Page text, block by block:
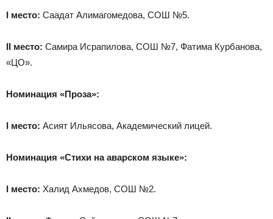
I место: Саадат Алимагомедова, СОШ №5.
II место: Самира Исрапилова, СОШ №7, Фатима Курбанова,
«ЦО».
Номинация «Проза»:
I место: Асият Ильясова, Академический лицей.
Номинация «Стихи на аварском языке»:
I место: Халид Ахмедов, СОШ №2.